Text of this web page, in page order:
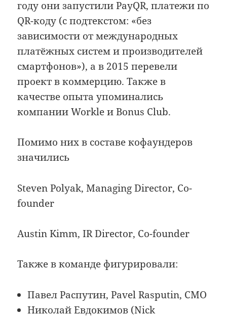
году они запустили PayQR, платежи по
QR-коду (с подтекстом: «без
зависимости от международных
платёжных систем и производителей
смартфонов»), а в 2015 перевели
проект в коммерцию. Также в
качестве опыта упоминались
компании Workle и Bonus Club.
Помимо них в составе кофаундеров
значились
Steven Polyak, Managing Director, Co-
founder
Austin Kimm, IR Director, Co-founder
Также в команде фигурировали:
Павел Распутин, Pavel Rasputin, CMO
Николай Евдокимов (Nick